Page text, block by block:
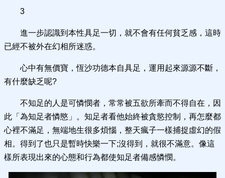
3
進一步認識到本性具足一切，就不會有任何貧乏感，這時
已經不被外在幻相所迷惑。
心中有無價寶，恆沙功德本自具足，運用起來源源不斷，
有什麼缺乏呢?
不知足的人是可憐憫者，常常被五欲所牽而不得自在，因
此「為知足者憐愍」。知足者看他始終被貪慾控制，再怎麼都
心裡不滿足，無端地生很多煩惱，整天瘋子一樣捕捉虛幻的假
相。得到了也只是暫時快樂一下;沒得到，就很不滿意。像這
樣所表現出來的心態和行為都使知足者備感憐憫。